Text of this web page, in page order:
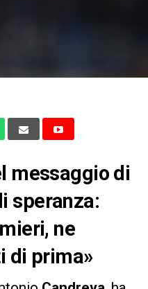
messaggio di
speranza:
ne
di prima»